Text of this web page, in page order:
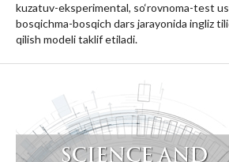
kuzatuv-eksperimental, so‘rovnoma-test
bosqichma-bosqich dars jarayonida ingliz
qilish modeli taklif etiladi.